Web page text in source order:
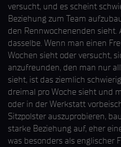
versucht, und es scheint
Beziehung zum Team
den Rennwochenenden sieht.
dasselbe. Wenn man einen
Wochen sieht oder versucht,
anzufreunden, den man nur
sieht, ist das ziemlich
dreimal pro Woche sieht und
oder in der Werkstatt
Sitzpolster auszuprobieren,
starke Beziehung auf, eher
was besonders als englischer